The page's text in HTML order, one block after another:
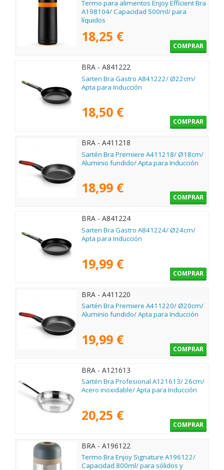
Termo para alimentos Enjoy Efficient Bra
A198104/ Capacidad 500ml/ para
líquidos
18,25 €
COMPRAR
BRA - A841222
Sarten Bra Gastro A841222/ Ø22cm/
Apta para Inducción
18,50 €
COMPRAR
BRA - A411218
Sartén Bra Premiere A411218/ Ø18cm/
Aluminio fundido/ Apta para Inducción
18,99 €
COMPRAR
BRA - A841224
Sarten Bra Gastro A841224/ Ø24cm/
Apta para Inducción
19,99 €
COMPRAR
BRA - A411220
Sartén Bra Premiere A411220/ Ø20cm/
Aluminio fundido/ Apta para Inducción
19,99 €
COMPRAR
BRA - A121613
Sartén Bra Profesional A121613/ 26cm/
Acero inoxidable/ Apta para Inducción
20,25 €
COMPRAR
BRA - A196122
Termo Bra Enjoy Signature A196122/
Capacidad 800ml/ para sólidos y